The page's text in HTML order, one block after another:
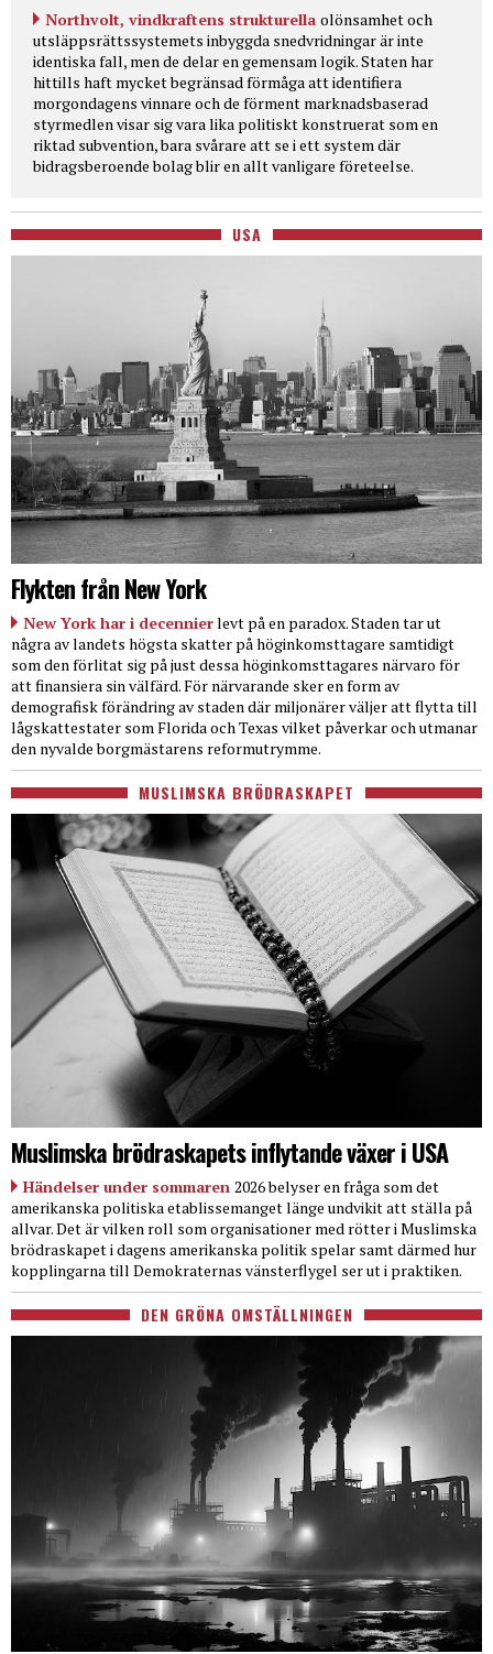
Northvolt, vindkraftens strukturella olönsamhet och
utsläppsrättssystemets inbyggda snedvridningar är inte
identiska fall, men de delar en gemensam logik. Staten har
hittills haft mycket begränsad förmåga att identifiera
morgondagens vinnare och de förment marknadsbaserad
styrmedlen visar sig vara lika politiskt konstruerat som en
riktad subvention, bara svårare att se i ett system där
bidragsberoende bolag blir en allt vanligare företeelse.
USA
Flykten från New York
New York har i decennierlevt på en paradox. Staden tar ut
några av landets högsta skatter på höginkomsttagare samtidigt
som den förlitat sig på just dessa höginkomsttagares närvaro för
att finansiera sin välfärd. För närvarande sker en form av
demografisk förändring av staden där miljonärer väljer att flytta till
lågskattestater som Florida och Texas vilket påverkar och utmanar
den nyvalde borgmästarens reformutrymme.
MUSLIMSKA BRÖDRASKAPET
Muslimska brödraskapets inflytande växer i USA
Händelser under sommaren 2026 belyser en fråga som det
amerikanska politiska etablissemanget länge undvikit att ställa på
allvar. Det är vilken roll som organisationer med rötter i Muslimska
brödraskapet i dagens amerikanska politik spelar samt därmed hur
kopplingarna till Demokraternas vänsterflygel ser ut i praktiken.
DEN GRÖNA OMSTÄLLNINGEN